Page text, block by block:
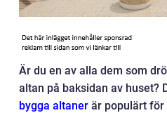
Är du en av alla dem som
altan på baksidan av huset?
bygga altaner är populärt för